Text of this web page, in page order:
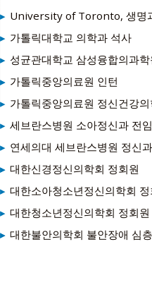
University of Toronto, 생명
가톨릭대학교 의학과 석사
성균관대학교 삼성융합의과
가톨릭중앙의료원 인턴
가톨릭중앙의료원 정신건강
세브란스병원 소아정신과 전
연세의대 세브란스병원 정신
대한신경정신의학회 정회원
대한소아청소년정신의학회 정
대한청소년정신의학회 정회원
대한불안의학회 불안장애 심